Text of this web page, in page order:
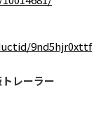
9nd5hjr0xttf
レーラー